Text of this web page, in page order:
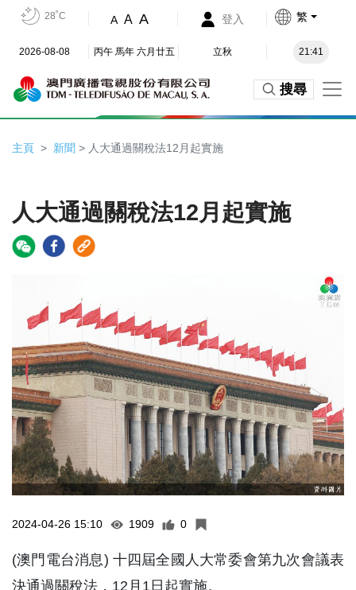
28˚C A A A 登入 繁
2026-08-08 丙午 馬年 六月廿五 立秋 21:41
搜尋
主頁 新聞 > 人大通過關稅法12月起實施
人大通過關稅法12月起實施
2024-04-26 15:10 1909 0
(澳門電台消息) 十四屆全國人大常委會第九次會議表
決通過關稅法，12月1日起實施。